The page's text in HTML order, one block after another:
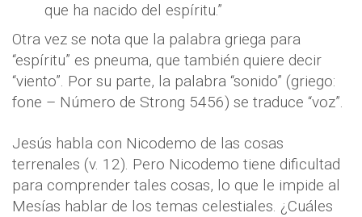
que ha nacido del espíritu.”
Otra vez se nota que la palabra griega para
“espíritu” es pneuma, que también quiere decir
“viento”. Por su parte, la palabra “sonido” (griego:
fone – Número de Strong 5456) se traduce “voz”.
Jesús habla con Nicodemo de las cosas
terrenales (v. 12). Pero Nicodemo tiene dificultad
para comprender tales cosas, lo que le impide al
Mesías hablar de los temas celestiales. ¿Cuáles